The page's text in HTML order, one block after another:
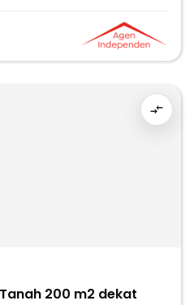
200 m2 dekat